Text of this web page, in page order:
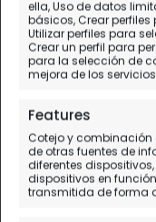
ella, Uso de datos
básicos, Crear
Utilizar perfiles para
Crear un perfil para
para la selección de
mejora de los
Features
Cotejo y
de otras fuentes de
diferentes
dispositivos en
transmitida de forma
Islas
Mapas e